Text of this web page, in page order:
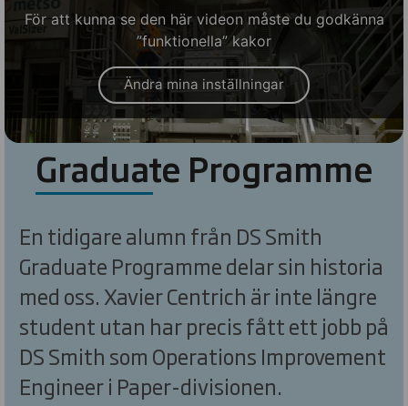
För att kunna se den här videon måste du godkänna
”funktionella” kakor
Ändra mina inställningar
Graduate Programme
En tidigare alumn från DS Smith
Graduate Programme delar sin historia
med oss. Xavier Centrich är inte längre
student utan har precis fått ett jobb på
DS Smith som Operations Improvement
Engineer i Paper-divisionen.